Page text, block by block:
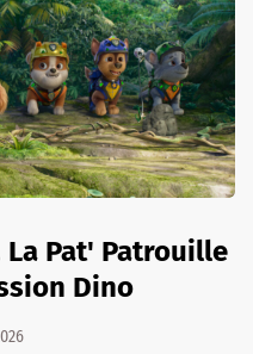
La Pat' Patrouille
Dino